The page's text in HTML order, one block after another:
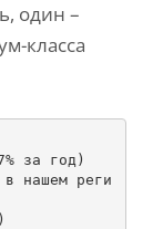
один –
класса
за год)
нашем реги